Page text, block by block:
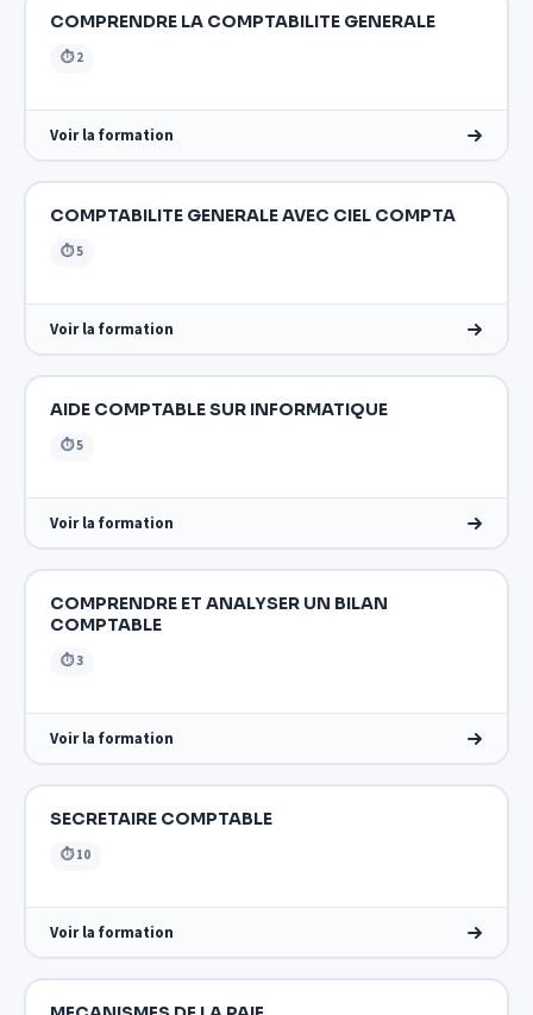
COMPRENDRE LA COMPTABILITE GENERALE
⏱ 2
Voir la formation
COMPTABILITE GENERALE AVEC CIEL COMPTA
⏱ 5
Voir la formation
AIDE COMPTABLE SUR INFORMATIQUE
⏱ 5
Voir la formation
COMPRENDRE ET ANALYSER UN BILAN
COMPTABLE
⏱ 3
Voir la formation
SECRETAIRE COMPTABLE
⏱ 10
Voir la formation